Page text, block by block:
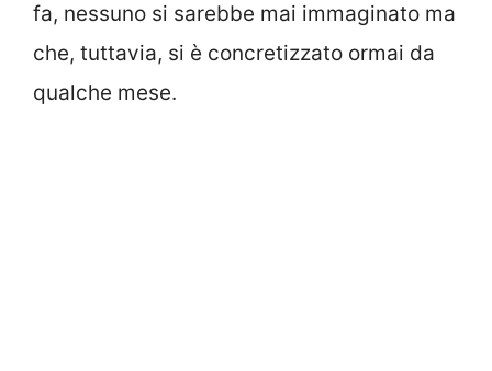
fa, nessuno si sarebbe mai immaginato ma
che, tuttavia, si è concretizzato ormai da
qualche mese.